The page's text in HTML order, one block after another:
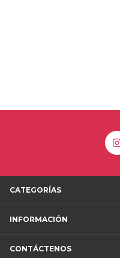
CATEGORÍAS
INFORMACIÓN
CONTÁCTENOS